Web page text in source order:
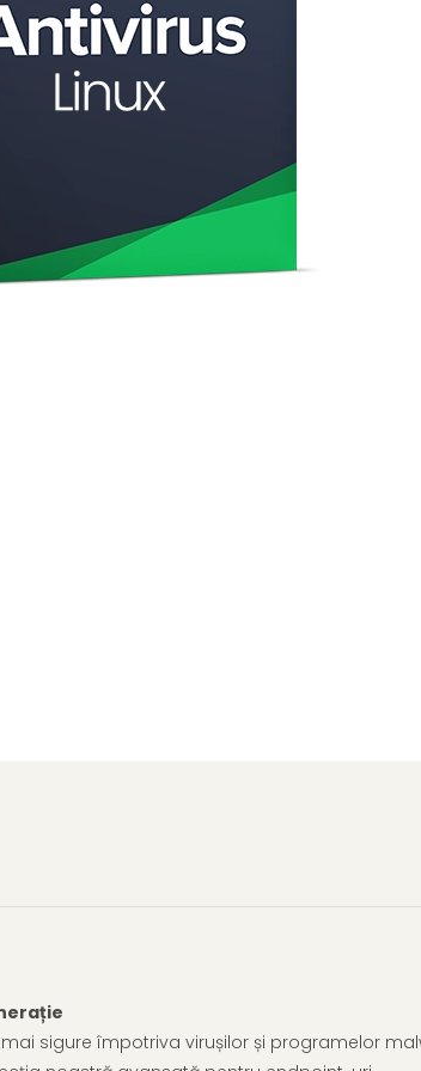
sigure împotriva virușilor și programelor